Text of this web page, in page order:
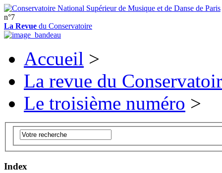
n°7
La Revue du Conservatoire
Accueil >
La revue du
Le troisième numéro >
Index